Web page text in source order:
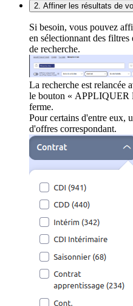
2. Affiner les résultats de
Si besoin, vous pouvez
en sélectionnant des filtres
de recherche.
La recherche est relancée
le bouton « APPLIQUER
ferme.
Pour certains d'entre eux,
d'offres correspondant.